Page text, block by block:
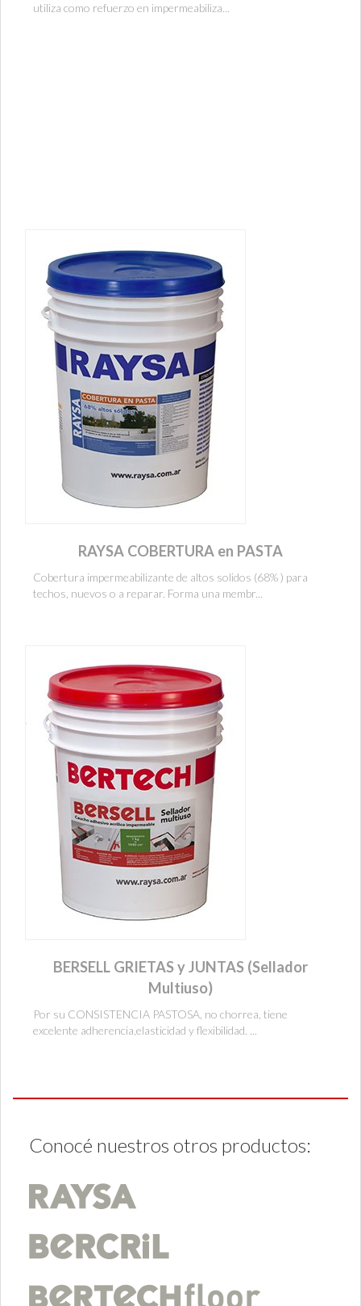
utiliza como refuerzo en impermeabiliza...
RAYSA COBERTURA en PASTA
Cobertura impermeabilizante de altos solidos (68% ) para
techos, nuevos o a reparar. Forma una membr...
BERSELL GRIETAS y JUNTAS (Sellador
Multiuso)
Por su CONSISTENCIA PASTOSA, no chorrea, tiene
excelente adherencia,elasticidad y flexibilidad. ...
Conocé nuestros otros productos: